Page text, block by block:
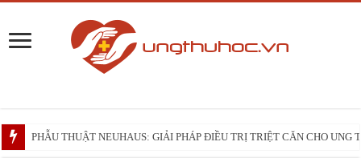
Phối hợp đa mô thức và phẫu thuật TRIANGLE cắt khối tá tụy tiếp cận
PHẪU THUẬT NEUHAUS: GIẢI PHÁP ĐIỀU TRỊ TRIỆT CĂN CHO UNG
Những điều bạn cần biết trước liệu trình xạ trị vùng đầu – cổ